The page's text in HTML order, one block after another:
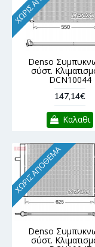
Denso
σύστ.
DCN10044
147,14€
Καλαθι
ΧΩΡΊΣ ΑΠΌΘΕΜΑ
Denso
σύστ.